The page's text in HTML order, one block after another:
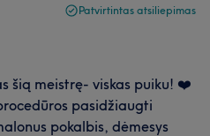
Patvirtintas atsiliepimas
šią meistrę- viskas puiku! ❤️
pasidžiaugti
pokalbis, dėmesys